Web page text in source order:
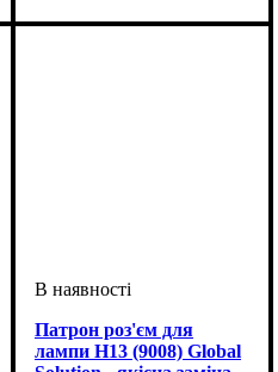
Патрон роз'єм для
лампи H13 (9008) Global